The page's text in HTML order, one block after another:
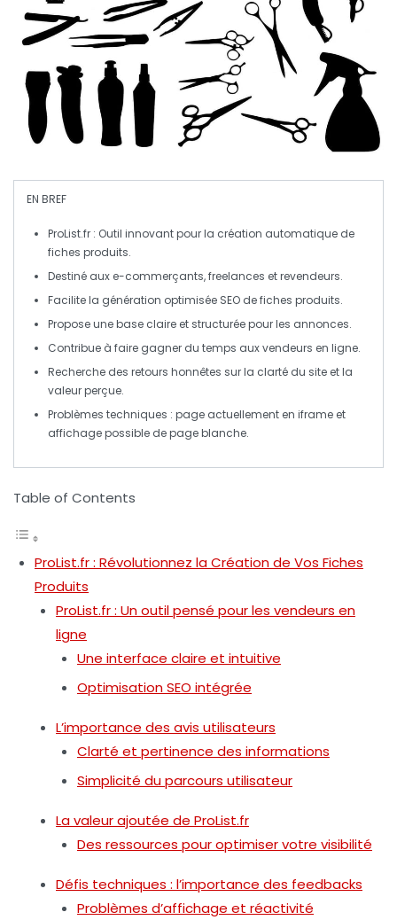
EN BREF
ProList.fr : Outil innovant pour la création automatique de
fiches produits.
Destiné aux e-commerçants,freelances etrevendeurs.
Facilite la génération optimisée SEO de fiches produits.
Propose unebase claire et structuréepour les annonces.
Contribue à faire gagner du temps aux vendeurs en ligne.
Recherche des retours honnêtes sur la clarté du site et la
valeur perçue.
Problèmes techniques : page actuellement en iframe et
affichage possible de page blanche.
Table of Contents
ProList.fr : Révolutionnez la Création de Vos Fiches
Produits
ProList.fr : Un outil pensé pour les vendeurs en
ligne
Une interface claire et intuitive
Optimisation SEO intégrée
L’importance des avis utilisateurs
Clarté et pertinence des informations
Simplicité du parcours utilisateur
La valeur ajoutée de ProList.fr
Des ressources pour optimiser votre visibilité
Défis techniques : l’importance des feedbacks
Problèmes d’affichage et réactivité